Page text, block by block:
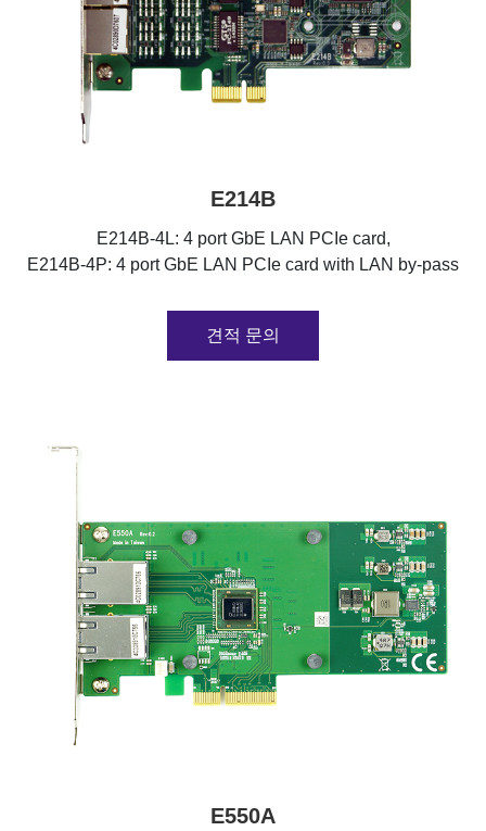
E214B
E214B-4L: 4 port GbE LAN PCIe card,
E214B-4P: 4 port GbE LAN PCIe card with LAN by-pass
견적 문의
E550A